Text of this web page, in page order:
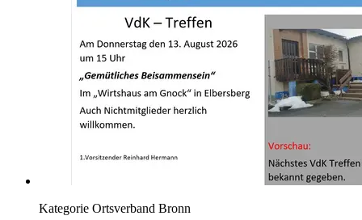
Kategorie Ortsverband Bronn